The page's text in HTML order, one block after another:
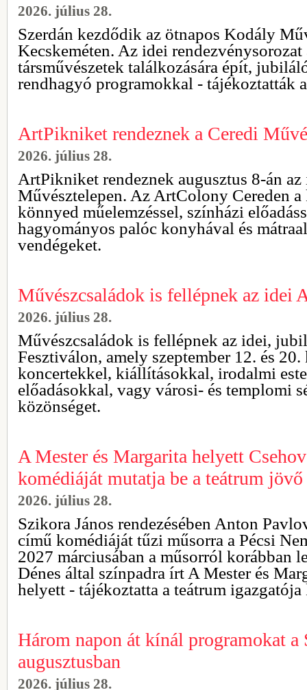
2026. július 28.
Szerdán kezdődik az ötnapos Kodály
Kecskeméten. Az idei rendezvénysorozat
társművészetek találkozására épít,
rendhagyó programokkal - tájékoztatták
ArtPikniket rendeznek a Ceredi
2026. július 28.
ArtPikniket rendeznek augusztus 8-án
Művésztelepen. Az ArtColony Cereden
könnyed műelemzéssel, színházi
hagyományos palóc konyhával és
vendégeket.
Művészcsaládok is fellépnek az idei
2026. július 28.
Művészcsaládok is fellépnek az idei,
Fesztiválon, amely szeptember 12. és
koncertekkel, kiállításokkal, irodalmi
előadásokkal, vagy városi- és templomi
közönséget.
A Mester és Margarita helyett
komédiáját mutatja be a teátrum jövő
2026. július 28.
Szikora János rendezésében Anton
című komédiáját tűzi műsorra a Pécsi
2027 márciusában a műsorról korábban
Dénes által színpadra írt A Mester és
helyett - tájékoztatta a teátrum
Három napon át kínál programokat
augusztusban
2026. július 28.